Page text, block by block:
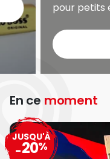
pour petits et
En ce moment
JUSQU'À
-20%